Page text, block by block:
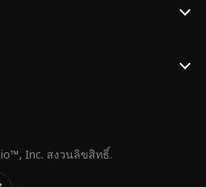
Inc. สงวนลิขสิทธิ์.